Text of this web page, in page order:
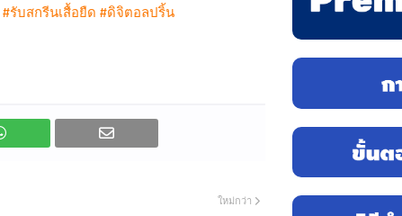
#รับสกรีนเสื้อยืด #ดิจิตอลปริ้น
ใหม่กว่า